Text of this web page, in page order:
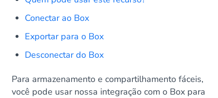
Conectar ao Box
Exportar para o Box
Desconectar do Box
Para armazenamento e compartilhamento fáceis,
você pode usar nossa integração com o Box para